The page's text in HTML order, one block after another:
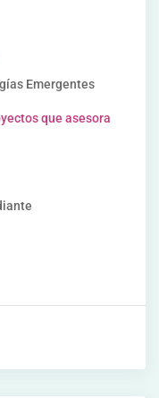
Emergentes
que asesora